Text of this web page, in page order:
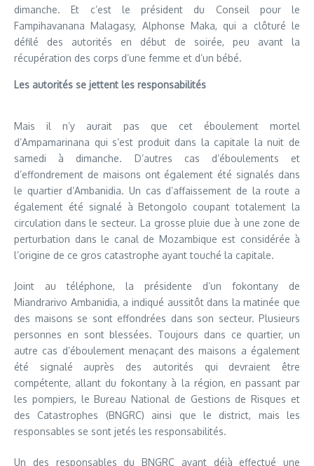
dimanche. Et c’est le président du Conseil pour le
Fampihavanana Malagasy, Alphonse Maka, qui a clôturé le
défilé des autorités en début de soirée, peu avant la
récupération des corps d’une femme et d’un bébé.
Les autorités se jettent les responsabilités
Mais il n’y aurait pas que cet éboulement mortel
d’Ampamarinana qui s’est produit dans la capitale la nuit de
samedi à dimanche. D’autres cas d’éboulements et
d’effondrement de maisons ont également été signalés dans
le quartier d’Ambanidia. Un cas d’affaissement de la route a
également été signalé à Betongolo coupant totalement la
circulation dans le secteur. La grosse pluie due à une zone de
perturbation dans le canal de Mozambique est considérée à
l’origine de ce gros catastrophe ayant touché la capitale.
Joint au téléphone, la présidente d’un fokontany de
Miandrarivo Ambanidia, a indiqué aussitôt dans la matinée que
des maisons se sont effondrées dans son secteur. Plusieurs
personnes en sont blessées. Toujours dans ce quartier, un
autre cas d’éboulement menaçant des maisons a également
été signalé auprès des autorités qui devraient être
compétente, allant du fokontany à la région, en passant par
les pompiers, le Bureau National de Gestions de Risques et
des Catastrophes (BNGRC) ainsi que le district, mais les
responsables se sont jetés les responsabilités.
Un des responsables du BNGRC ayant déjà effectué une